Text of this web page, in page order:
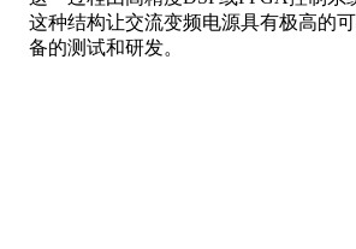
这种结构让交流变频电源具有极高的
备的测试和研发。